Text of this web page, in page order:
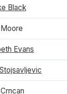
Black
Evans